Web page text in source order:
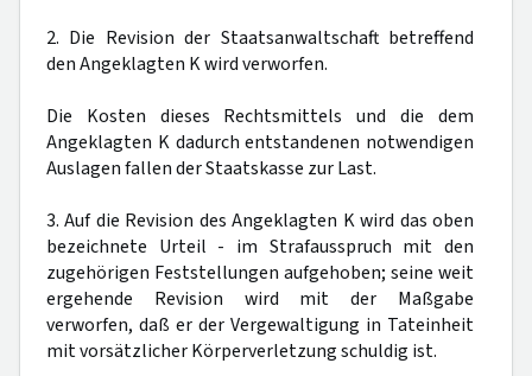
2. Die Revision der Staatsanwaltschaft betreffend
den Angeklagten K wird verworfen.
Die Kosten dieses Rechtsmittels und die dem
Angeklagten K dadurch entstandenen notwendigen
Auslagen fallen der Staatskasse zur Last.
3. Auf die Revision des Angeklagten K wird das oben
bezeichnete Urteil - im Strafausspruch mit den
zugehörigen Feststellungen aufgehoben; seine weit
ergehende Revision wird mit der Maßgabe
verworfen, daß er der Vergewaltigung in Tateinheit
mit vorsätzlicher Körperverletzung schuldig ist.